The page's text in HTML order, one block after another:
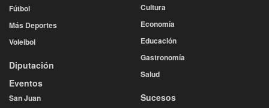
Fútbol
Más Deportes
Voleibol
Diputación
Eventos
San Juan
Cultura
Economía
Educación
Gastronomía
Salud
Sucesos